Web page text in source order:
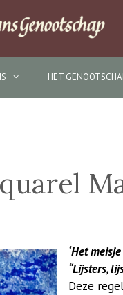
HET
‘Het
“Lijsters,
Deze